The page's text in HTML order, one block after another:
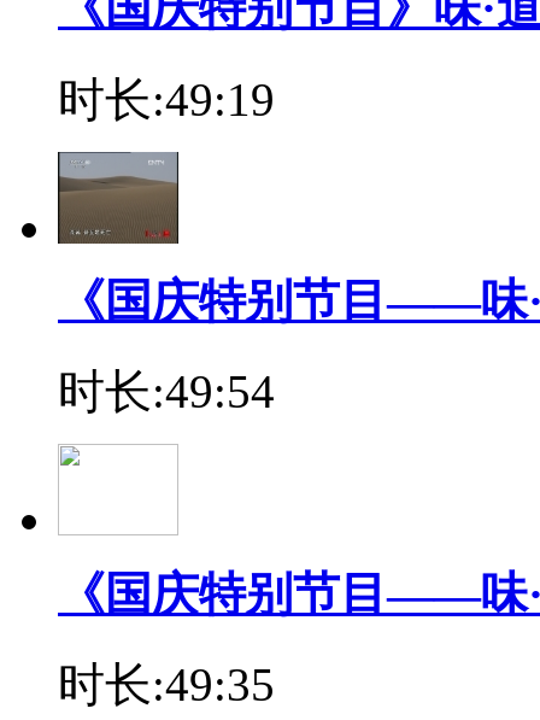
时长:49:19
《国庆特别节目——味
时长:49:54
《国庆特别节目——味
时长:49:35